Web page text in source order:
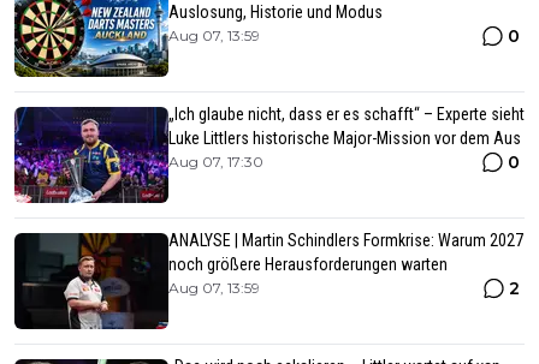
Auslosung, Historie und Modus
Aug 07, 13:59 0
„Ich glaube nicht, dass er es schafft“ – Experte sieht
Luke Littlers historische Major-Mission vor dem Aus
Aug 07, 17:30 0
ANALYSE | Martin Schindlers Formkrise: Warum 2027
noch größere Herausforderungen warten
Aug 07, 13:59 2